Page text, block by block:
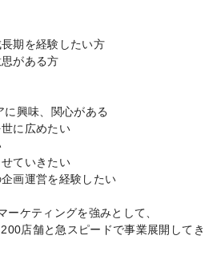
期を経験したい方
がある方
興味、関心がある
に広めたい
ていきたい
画運営を経験したい
ケティングを強みとして、
店舗と急スピードで事業展開してき